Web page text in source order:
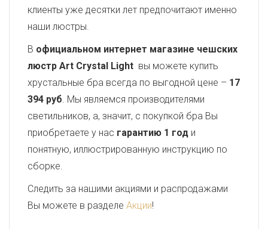
клиенты уже десятки лет предпочитают именно
наши люстры.
В официальном интернет магазине чешских
люстр Art Crystal Light вы можете купить
хрустальные бра всегда по выгодной цене – 17
394 руб. Мы являемся производителями
светильников, а, значит, с покупкой бра Вы
приобретаете у нас гарантию 1 год и
понятную, иллюстрированную инструкцию по
сборке.
Следить за нашими акциями и распродажами
Вы можете в разделе Акции!